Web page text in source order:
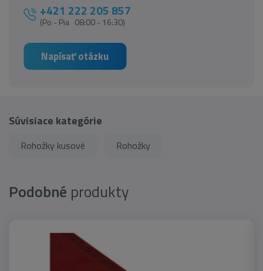
+421 222 205 857
(Po - Pia 08:00 - 16:30)
Napísať otázku
Súvisiace kategórie
Rohožky kusové Rohožky
Podobné produkty